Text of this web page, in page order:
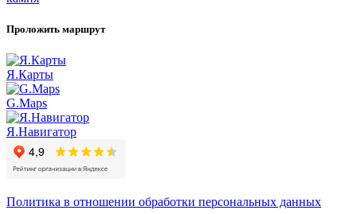
Проложить маршрут
Я.Карты
G.Maps
Я.Навигатор
Политика в отношении обработки персональных данных